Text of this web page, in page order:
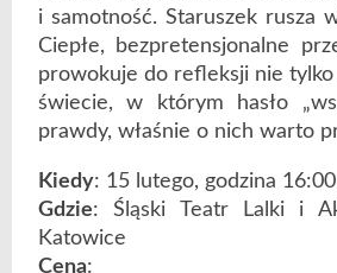
i samotność. Staruszek rusza
Ciepłe, bezpretensjonalne
prowokuje do refleksji nie tylko
świecie, w którym hasło
prawdy, właśnie o nich warto
Kiedy: 15 lutego, godzina 16:00
Gdzie: Śląski Teatr Lalki i
Katowice
Cena: